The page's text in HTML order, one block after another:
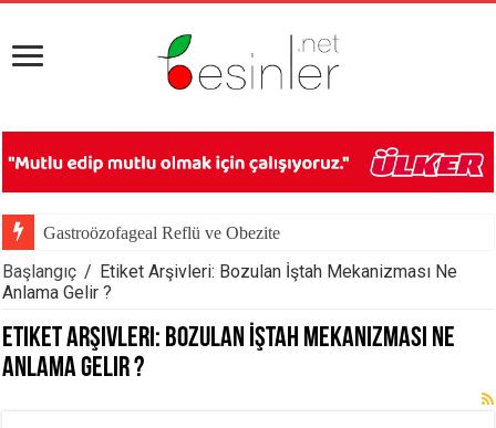
Gastroözofageal Reflü ve Obezite
Başlangıç / Etiket Arşivleri: Bozulan İştah Mekanizması Ne
Anlama Gelir ?
Etiket Arşivleri: Bozulan İştah Mekanizması Ne
Anlama Gelir ?